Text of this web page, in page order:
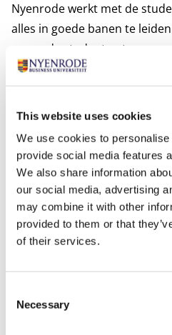
This website uses cookies
We use cookies to
provide social media features
We also share information
our social media, advertising
may combine it with other
provided to them or that
of their services.
Selection
Necessary
Nyenrode werkt met de
alles in goede banen te
gewonde studenten te
geopereerd in een ziekenhuis
andere studenten zullen
ziekenhuizen in Nederland.
ongeval te helpen
behoefte aan hebben.
Studiereis
De studiereis is onderdeel
Science in Management
binnen het vak Economic
International Business. De
afstemming met Nyenrode.